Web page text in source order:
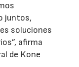
juntos,
soluciones
afirma
de Kone